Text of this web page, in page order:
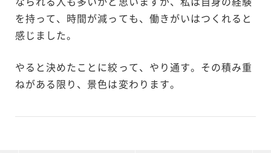
を持って、時間が減っても、働きがいはつくれると
感じました。
やると決めたことに絞って、やり通す。その積み重
ねがある限り、景色は変わります。